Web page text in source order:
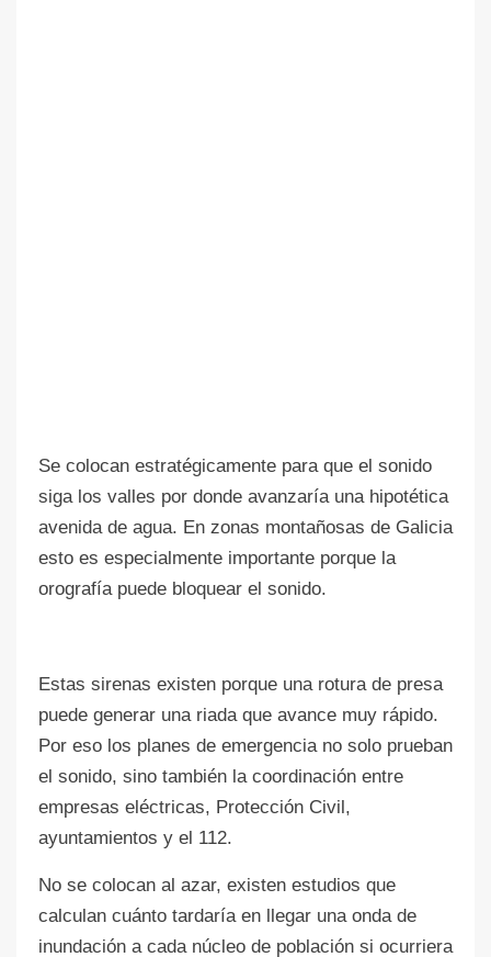
Se colocan estratégicamente para que el sonido
siga los valles por donde avanzaría una hipotética
avenida de agua. En zonas montañosas de Galicia
esto es especialmente importante porque la
orografía puede bloquear el sonido.
Estas sirenas existen porque una rotura de presa
puede generar una riada que avance muy rápido.
Por eso los planes de emergencia no solo prueban
el sonido, sino también la coordinación entre
empresas eléctricas, Protección Civil,
ayuntamientos y el 112.
No se colocan al azar, existen estudios que
calculan cuánto tardaría en llegar una onda de
inundación a cada núcleo de población si ocurriera